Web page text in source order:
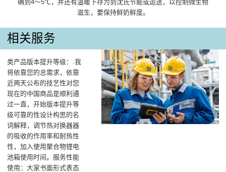
确到4～5℃，并还有温暖下存为到沈氏节能或运送，以控制微生物
滋生，要保持鲜奶鲜度。
相关服务
类产品版本提升等级：.我
将依靠您的总需求，依靠
近两天公布的技艺性对您
现在的中国商品是顺利通
过一直，开始版本提升等
级可靠的性设计构思的名
词解释，调节热对换器器
的吸收的作用率和耐热性
性，加入使用聚合物锂电
池箱使用时间。服务性能
使用：大家书面形式表态